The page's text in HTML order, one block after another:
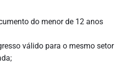
do menor de 12 anos
válido para o mesmo setor